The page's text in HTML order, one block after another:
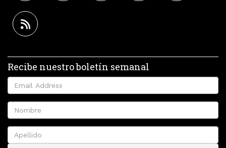
Recibe nuestro boletín semanal